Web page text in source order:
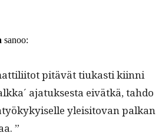
sanoo:
pitävät tiukasti kiin­ni
ajatuk­ses­ta eivätkä, tah­do
yleisi­to­van palkan
”